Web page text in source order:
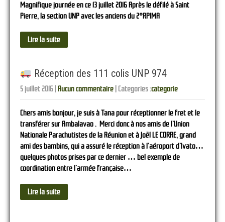
Magnifique journée en ce 13 juillet 2016 Après le défilé à Saint
Pierre, la section UNP avec les anciens du 2°RPIMA
Lire la suite
Réception des 111 colis UNP 974
5 juillet 2016 Aucun commentaire | Categories :categorie
Chers amis bonjour, je suis à Tana pour réceptionner le fret et le
transférer sur Ambalavao . Merci donc à nos amis de l’Union
Nationale Parachutistes de la Réunion et à Joël LE CORRE, grand
ami des bambins, qui a assuré le réception à l’aéroport d’Ivato…
quelques photos prises par ce dernier … bel exemple de
coordination entre l’armée française…
Lire la suite